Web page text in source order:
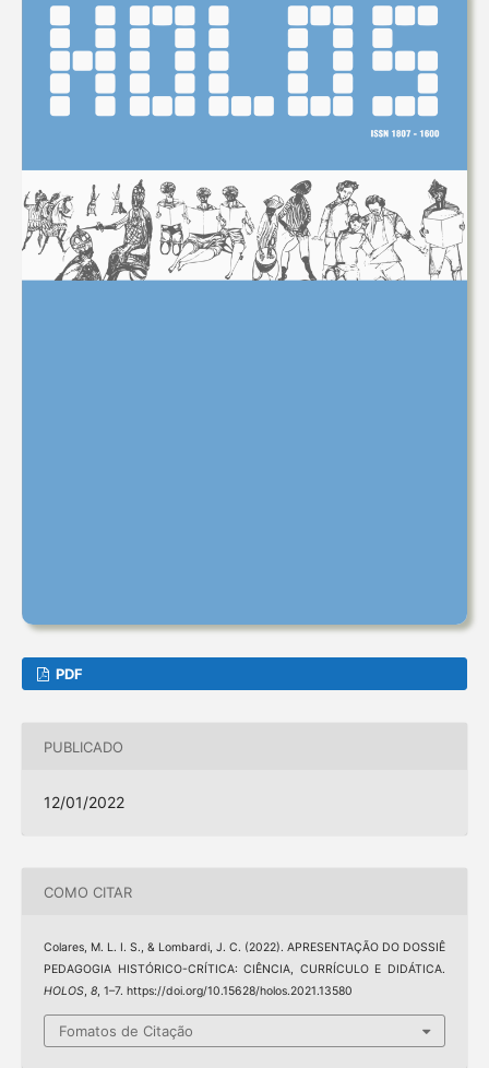
PDF
PUBLICADO
12/01/2022
COMO CITAR
Colares, M. L. I. S., & Lombardi, J. C. (2022). APRESENTAÇÃO DO DOSSIÊ
PEDAGOGIA HISTÓRICO-CRÍTICA: CIÊNCIA, CURRÍCULO E DIDÁTICA.
HOLOS, 8, 1–7. https://doi.org/10.15628/holos.2021.13580
Fomatos de Citação